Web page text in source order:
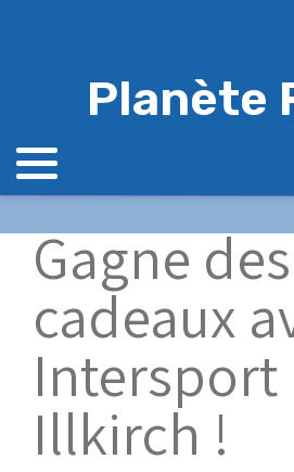
Planète
Gagne
cadeaux
Intersport
Illkirch !